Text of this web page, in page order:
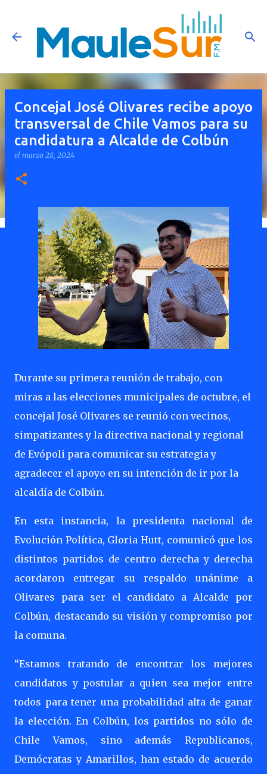
Ir al contenido principal
Concejal José Olivares recibe apoyo
transversal de Chile Vamos para su
candidatura a Alcalde de Colbún
el marzo 28, 2024
Durante su primera reunión de trabajo, con
miras a las elecciones municipales de octubre, el
concejal José Olivares se reunió con vecinos,
simpatizantes y la directiva nacional y regional
de Evópoli para comunicar su estrategia y
agradecer el apoyo en su intención de ir por la
alcaldía de Colbún.
En esta instancia, la presidenta nacional de
Evolución Política, Gloria Hutt, comunicó que los
distintos partidos de centro derecha y derecha
acordaron entregar su respaldo unánime a
Olivares para ser el candidato a Alcalde por
Colbún, destacando su visión y compromiso por
la comuna.
“Estamos tratando de encontrar los mejores
candidatos y postular a quien sea mejor entre
todos para tener una probabilidad alta de ganar
la elección. En Colbún, los partidos no sólo de
Chile Vamos, sino además Republicanos,
Demócratas y Amarillos, han estado de acuerdo